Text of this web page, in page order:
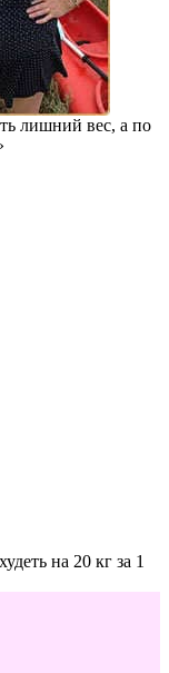
лишний вес, а по
на 20 кг за 1